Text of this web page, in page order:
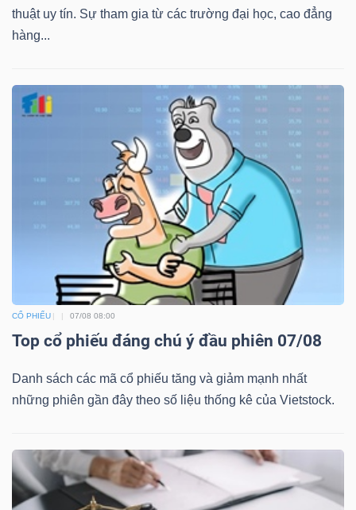
thuật uy tín. Sự tham gia từ các trường đại học, cao đẳng
hàng...
CỔ PHIẾU 07/08 08:00
Top cổ phiếu đáng chú ý đầu phiên 07/08
Danh sách các mã cổ phiếu tăng và giảm mạnh nhất
những phiên gần đây theo số liệu thống kê của Vietstock.